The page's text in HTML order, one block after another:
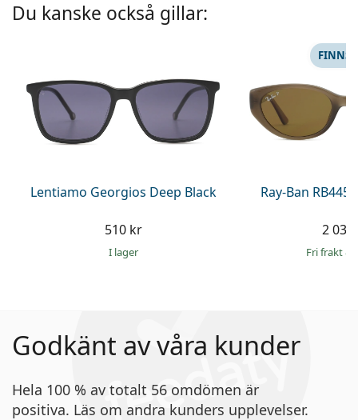
Du kanske också gillar:
Lentiamo Georgios Deep Black
510 kr
I lager
Ray-Ban
FINNS
2
Fri frakt&
Godkänt av våra kunder
Hela 100 % av totalt 56 omdömen är
positiva. Läs om andra kunders upplevelser.